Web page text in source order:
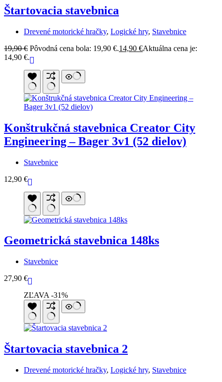
Štartovacia stavebnica
Drevené motorické hračky, Logické hry, Stavebnice
19,90€ Pôvodná cena bola: 19,90 €.14,90 €Aktuálna cena je:
14,90 €.
Konštrukčná stavebnica Creator City
Engineering – Bager 3v1 (52 dielov)
Stavebnice
12,90 €
Geometrická stavebnica 148ks
Stavebnice
27,90 €
ZĽAVA -31%
Štartovacia stavebnica 2
Drevené motorické hračky, Logické hry, Stavebnice